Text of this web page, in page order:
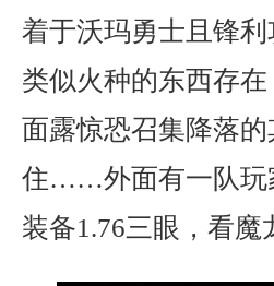
着于沃玛勇士且锋
类似火种的东西存
面露惊恐召集降落
住……外面有一队玩
装备1.76三眼，看